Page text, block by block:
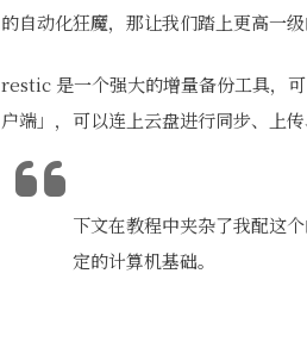
的自动化狂魔，那让我们踏上更高一
restic 是一个强大的增量备份工具，
户端」，可以连上云盘进行同步、上
下文在教程中夹杂了我配这
定的计算机基础。